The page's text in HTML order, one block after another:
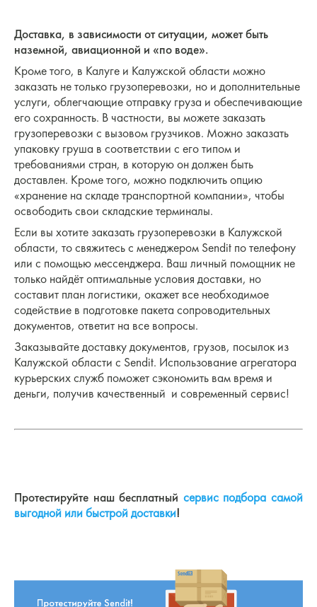
Доставка, в зависимости от ситуации, может быть
наземной, авиационной и «по воде».
Кроме того, в Калуге и Калужской области можно
заказать не только грузоперевозки, но и дополнительные
услуги, облегчающие отправку груза и обеспечивающие
его сохранность. В частности, вы можете заказать
грузоперевозки с вызовом грузчиков. Можно заказать
упаковку груша в соответствии с его типом и
требованиями стран, в которую он должен быть
доставлен. Кроме того, можно подключить опцию
«хранение на складе транспортной компании», чтобы
освободить свои складские терминалы.
Если вы хотите заказать грузоперевозки в Калужской
области, то свяжитесь с менеджером Sendit по телефону
или с помощью мессенджера. Ваш личный помощник не
только найдёт оптимальные условия доставки, но
составит план логистики, окажет все необходимое
содействие в подготовке пакета сопроводительных
документов, ответит на все вопросы.
Заказывайте доставку документов, грузов, посылок из
Калужской области с Sendit. Использование агрегатора
курьерских служб поможет сэкономить вам время и
деньги, получив качественный и современный сервис!
Протестируйте наш бесплатный сервис подбора самой
выгодной или быстрой доставки!